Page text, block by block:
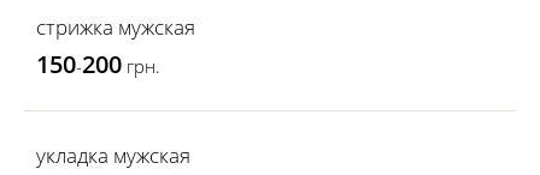
стрижка мужская
150-200 грн.
укладка мужская